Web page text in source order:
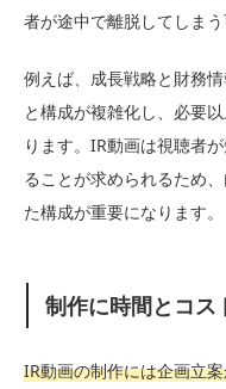
者が途中で離脱してしまう
例えば、成長戦略と財務
と構成が複雑化し、必要
ります。IR動画は視聴者
ることが求められるため
た構成が重要になります。
制作に時間とコス
IR動画の制作には企画立